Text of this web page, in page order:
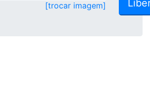
[trocar imagem]